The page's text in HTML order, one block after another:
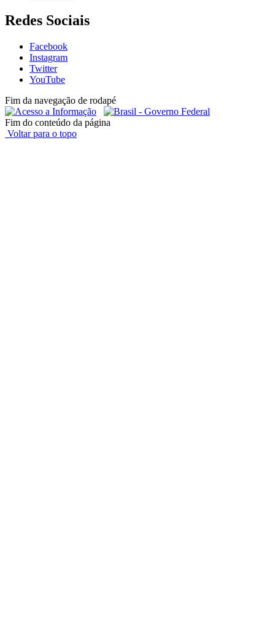
Redes Sociais
Facebook
Instagram
Twitter
YouTube
Fim da navegação de rodapé
Fim do conteúdo da página
Voltar para o topo